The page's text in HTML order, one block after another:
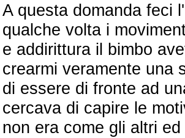
A questa domanda feci
qualche volta i
e addirittura il bimbo
crearmi veramente una
di essere di fronte ad
cercava di capire le
non era come gli altri